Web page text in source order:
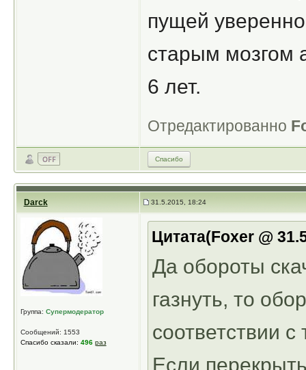
пущей
старым мозгом
6 лет.
Отредактированно
Спасибо
Darck 31.5.2015, 18:24
Группа: Супермодератор
Сообщений: 1553
Спасибо сказали: 496 раз
Цитата(Foxer @
Да обороты
газнуть, то
соответствии
Если